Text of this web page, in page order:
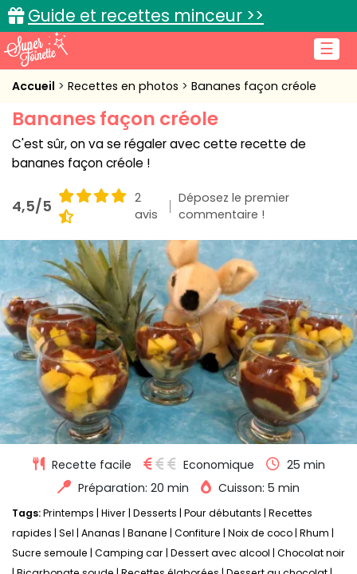
☰
Guide et recettes minceur >>
Accueil
Recettes de cuisine
Cuisine pratique
L'actu cuisine
Connexion
Accueil Recettes en photos Bananes façon créole
Bananes façon créole
C'est sûr, on va se régaler avec cette recette de
bananes façon créole !
4,5/5
2
avis
Déposez le premier
commentaire !
Recette facile Economique
25 min
Préparation: 20 min
Cuisson: 5 min
Tags:Printemps Hiver Desserts Pour débutants Recettes
rapides Sel Ananas Banane Confiture Noix de coco Rhum
Sucre semoule Camping car Dessert avec alcool Chocolat noir